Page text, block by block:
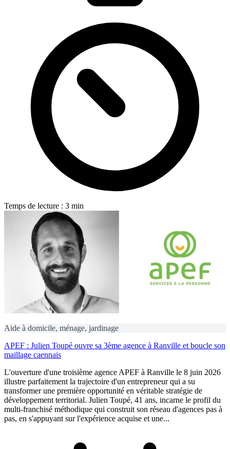
Temps de lecture : 3 min
Aide à domicile, ménage, jardinage
APEF : Julien Toupé ouvre sa 3ème agence à Ranville et boucle son
maillage caennais
L'ouverture d'une troisième agence APEF à Ranville le 8 juin 2026
illustre parfaitement la trajectoire d'un entrepreneur qui a su
transformer une première opportunité en véritable stratégie de
développement territorial. Julien Toupé, 41 ans, incarne le profil du
multi-franchisé méthodique qui construit son réseau d'agences pas à
pas, en s'appuyant sur l'expérience acquise et une...